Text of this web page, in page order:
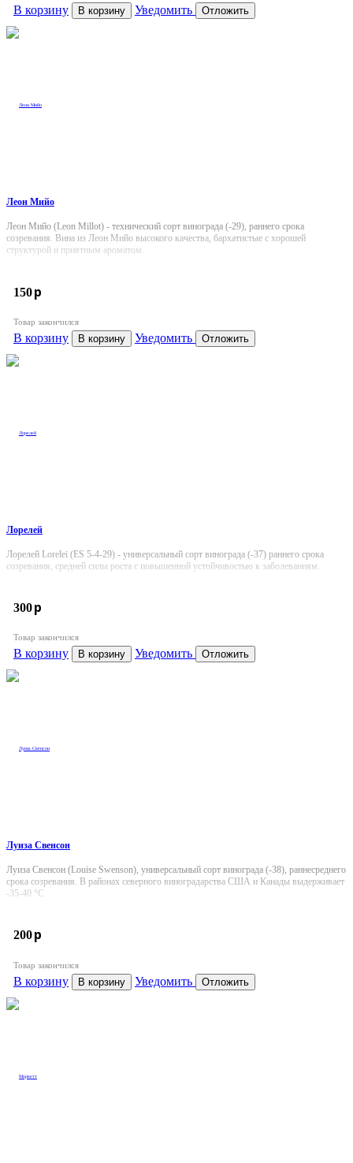
В корзину В корзину Уведомить Отложить
Леон Мийо
Леон Мийо (Leon Millot) - технический сорт винограда (-29), раннего срока
созревания. Вина из Леон Мийо высокого качества, бархатистые с хорошей
структурой и приятным ароматом.
150p
Товар закончился
В корзину В корзину Уведомить Отложить
Лорелей
Лорелей Lorelei (ES 5-4-29) - универсальный сорт винограда (-37) раннего срока
созревания, средней силы роста с повышенной устойчивостью к заболеваниям.
300p
Товар закончился
В корзину В корзину Уведомить Отложить
Луиза Свенсон
Луиза Свенсон (Louise Swenson), универсальный сорт винограда (-38), раннесреднего
срока созревания. В районах северного виноградарства США и Канады выдерживает
-35-40 °С
200p
Товар закончился
В корзину В корзину Уведомить Отложить